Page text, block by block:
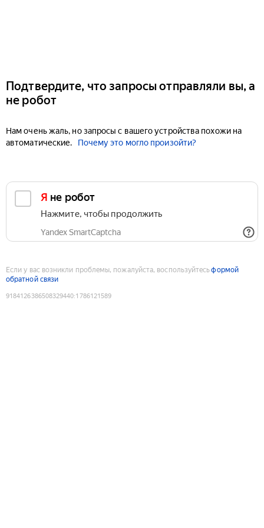
Подтвердите, что запросы отправляли вы, а
не робот
Нам очень жаль, но запросы с вашего устройства похожи на
автоматические.
Почему это могло произойти?
Я не робот
Нажмите, чтобы продолжить
Yandex SmartCaptcha
Если у вас возникли проблемы, пожалуйста, воспользуйтесьформой
обратной связи
9184126386508329440:1786121589